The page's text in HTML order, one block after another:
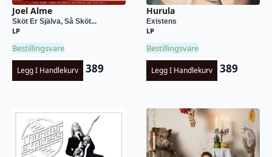
Joel Alme
Sköt Er Själva, Så Sköt...
LP
Bestillingsvare
Legg I Handlekurv 389
Hurula
Existens
LP
Bestillingsvare
Legg I Handlekurv 389